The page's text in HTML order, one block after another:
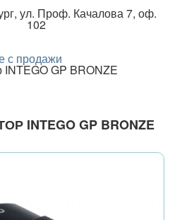
, ул. Проф. Качалова 7, оф.
102
с продажи
INTEGO GP BRONZE
INTEGO GP BRONZE